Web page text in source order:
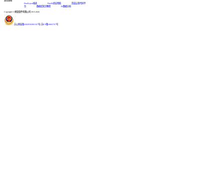
FineReport报表
FineBI商业智能
简道云零代码平
台
数据库知识教程 BI数据分析
Copyright © 帆软软件有限公司 2015-2026
苏公网安备32020502001567号 苏ICP备18065767号